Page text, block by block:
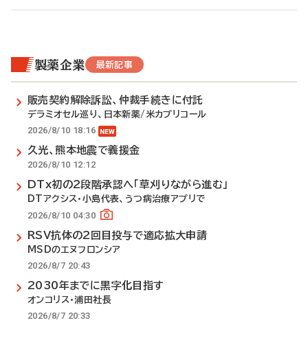
製薬企業 最新記事
販売契約解除訴訟、仲裁手続きに付託
デラミオセル巡り、日本新薬/米カプリコール
2026/8/10 18:16
久光、熊本地震で義援金
2026/8/10 12:12
DTx初の2段階承認へ「草刈りながら進む」
DTアクシス・小島代表、うつ病治療アプリで
2026/8/10 04:30
RSV抗体の2回目投与で適応拡大申請
MSDのエヌフロンシア
2026/8/7 20:43
2030年までに黒字化目指す
オンコリス・浦田社長
2026/8/7 20:33